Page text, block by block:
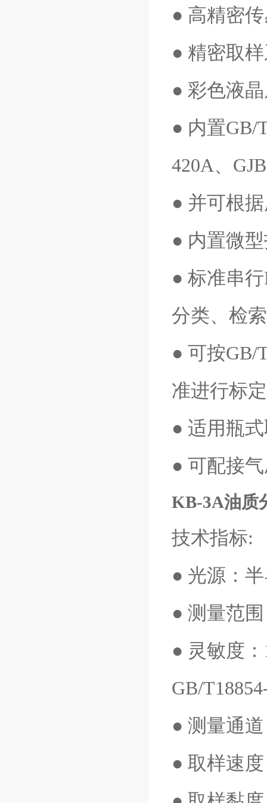
● 高精密
● 精密取
● 彩色液
● 内置GB/
420A、
● 并可根
● 内置微
● 标准串
分类、检索
● 可按GB/
准进行标
● 适用瓶
● 可配接
KB-3A油质
技术指标:
● 光源：
● 测量范
● 灵敏度：
GB/
● 测量通
● 取样速